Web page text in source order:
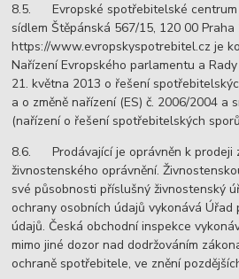
8.5. Evropské spotřebitelské centrum
sídlem Štěpánská 567/15, 120 00
https://www.evropskyspotrebitel.cz je
Nařízení Evropského parlamentu a
21. května 2013 o řešení
a o změně nařízení (ES) č. 2006/2004 a
(nařízení o řešení spotřebitelských
8.6. Prodávající je oprávněn k prodeji
živnostenského oprávnění.
své působnosti příslušný živnostenský
ochrany osobních údajů vykonává Úřad
údajů. Česká obchodní inspekce
mimo jiné dozor nad dodržováním
ochraně spotřebitele, ve znění